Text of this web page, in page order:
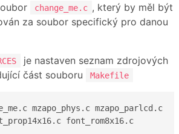
change_me.c , který by měl být
za soubor specifický pro danou
je nastaven seznam zdrojových
část souboru
Makefile
mzapo_phys.c mzapo_parlcd.c
font_rom8x16.c